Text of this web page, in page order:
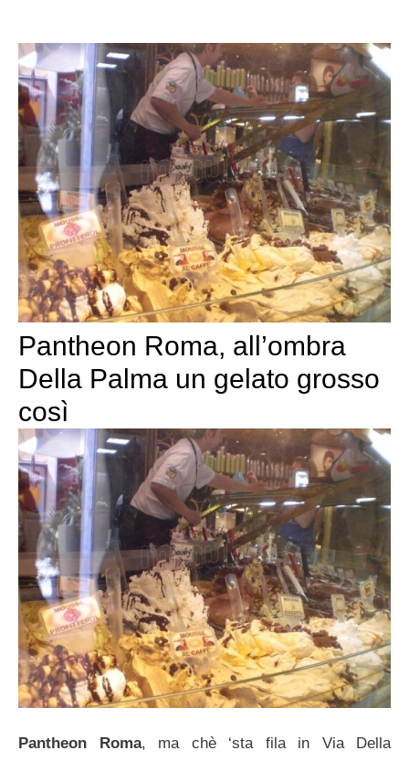
Pantheon Roma, all’ombra
Della Palma un gelato grosso
così
Pantheon Roma, ma chè ‘sta fila in Via Della